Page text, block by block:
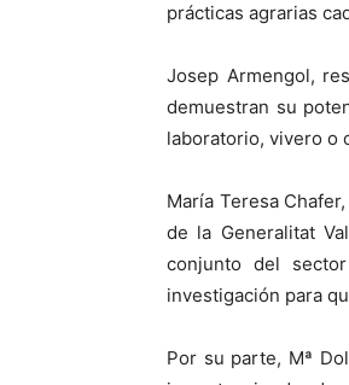
prácticas agrarias
Josep Armengol,
demuestran su
laboratorio, vivero o
María Teresa
de la Generalitat
conjunto del
investigación para
Por su parte, Mª